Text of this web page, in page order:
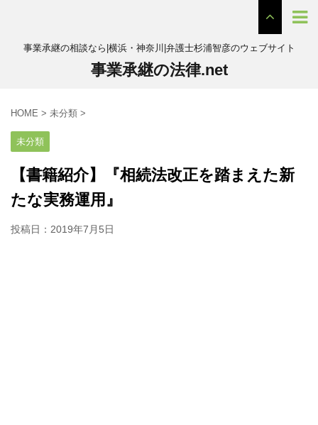
事業承継の相談なら|横浜・神奈川|弁護士杉浦智彦のウェブサイト
事業承継の法律.net
HOME > 未分類 >
未分類
【書籍紹介】『相続法改正を踏まえた新
たな実務運用』
投稿日： 2019年7月5日